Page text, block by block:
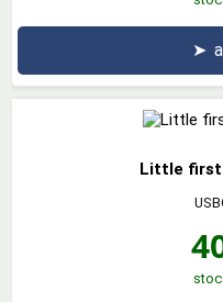
➤
Little first